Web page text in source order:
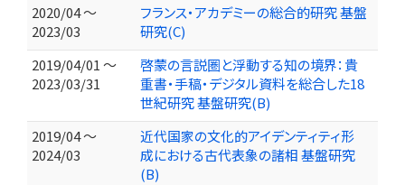
2020/04 ～
2023/03
フランス・アカデミーの総合的研究 基盤
研究(C)
2019/04/01 ～
2023/03/31
啓蒙の言説圏と浮動する知の境界：貴
重書・手稿・デジタル資料を総合した18
世紀研究 基盤研究(B)
2019/04 ～
2024/03
近代国家の文化的アイデンティティ形
成における古代表象の諸相 基盤研究
(B)